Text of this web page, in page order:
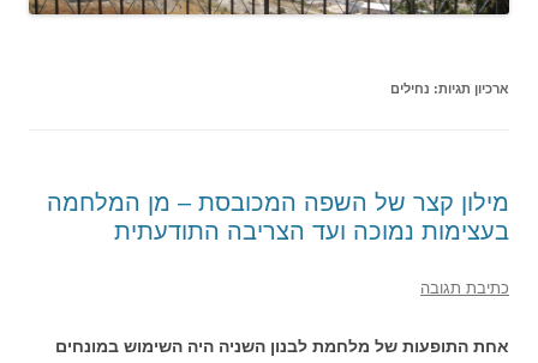
ארכיון תגיות: נחילים
מילון קצר של השפה המכובסת – מן המלחמה
בעצימות נמוכה ועד הצריבה התודעתית
כתיבת תגובה
אחת התופעות של מלחמת לבנון השניה היה השימוש במונחים